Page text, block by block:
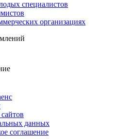
специалистов
организациях
данных
соглашение